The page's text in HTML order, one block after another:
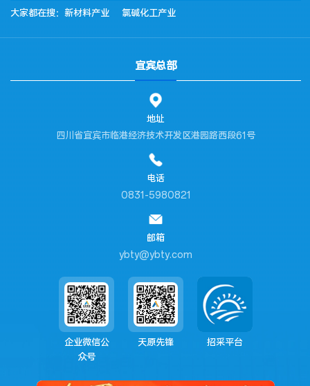
大家都在搜： 新材料产业 氯碱化工产业
宜宾总部
地址
四川省宜宾市临港经济技术开发区港园路西段61号
电话
0831-5980821
邮箱
ybty@ybty.com
企业微信公
众号
天原先锋 招采平台